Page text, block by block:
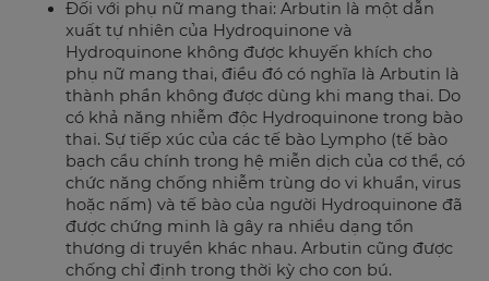
Đối với phụ nữ mang thai: Arbutin là một dẫn
xuất tự nhiên của Hydroquinone và
Hydroquinone không được khuyến khích cho
phụ nữ mang thai, điều đó có nghĩa là Arbutin là
thành phần không được dùng khi mang thai. Do
có khả năng nhiễm độc Hydroquinone trong bào
thai. Sự tiếp xúc của các tế bào Lympho (tế bào
bạch cầu chính trong hệ miễn dịch của cơ thể, có
chức năng chống nhiễm trùng do vi khuẩn, virus
hoặc nấm) và tế bào của người Hydroquinone đã
được chứng minh là gây ra nhiều dạng tổn
thương di truyền khác nhau. Arbutin cũng được
chống chỉ định trong thời kỳ cho con bú.